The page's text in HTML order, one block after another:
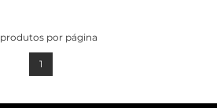
produtos por página
1